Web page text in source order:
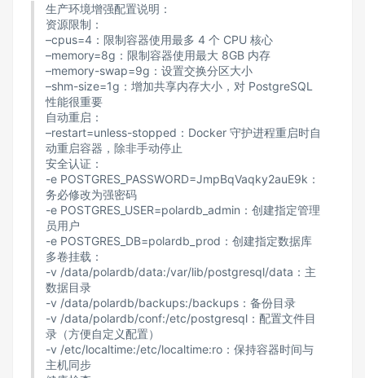
生产环境增强配置说明：
资源限制：
–cpus=4：限制容器使用最多 4 个 CPU 核心
–memory=8g：限制容器使用最大 8GB 内存
–memory-swap=9g：设置交换分区大小
–shm-size=1g：增加共享内存大小，对 PostgreSQL
性能很重要
自动重启：
–restart=unless-stopped：Docker 守护进程重启时自
动重启容器，除非手动停止
安全认证：
-e POSTGRES_PASSWORD=JmpBqVaqky2auE9k：
务必修改为强密码
-e POSTGRES_USER=polardb_admin：创建指定管理
员用户
-e POSTGRES_DB=polardb_prod：创建指定数据库
多卷挂载：
-v /data/polardb/data:/var/lib/postgresql/data：主
数据目录
-v /data/polardb/backups:/backups：备份目录
-v /data/polardb/conf:/etc/postgresql：配置文件目
录（方便自定义配置）
-v /etc/localtime:/etc/localtime:ro：保持容器时间与
主机同步